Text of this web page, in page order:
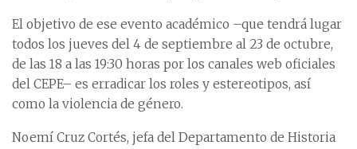
El objetivo de ese evento académico –que tendrá lugar
todos los jueves del 4 de septiembre al 23 de octubre,
de las 18 a las 19:30 horas por los canales web oficiales
del CEPE– es erradicar los roles y estereotipos, así
como la violencia de género.
Noemí Cruz Cortés, jefa del Departamento de Historia